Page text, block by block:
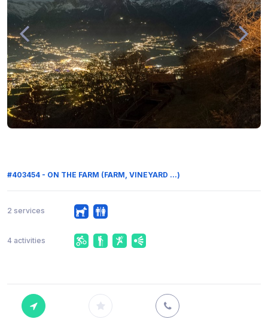
#403454 - ON THE FARM (FARM, VINEYARD ...)
2 services
4 activities